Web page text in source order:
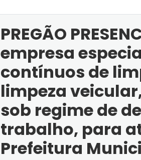
PREGÃO
empresa
contínuos de
limpeza
sob regime de
trabalho, para
Prefeitura